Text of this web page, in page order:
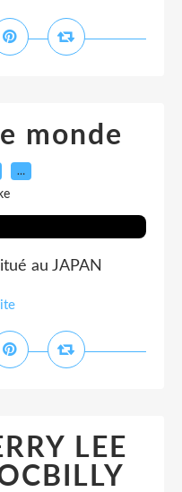
monde
…
au JAPAN
LEE